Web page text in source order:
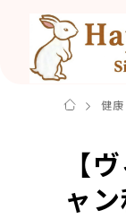
健
【
ャ